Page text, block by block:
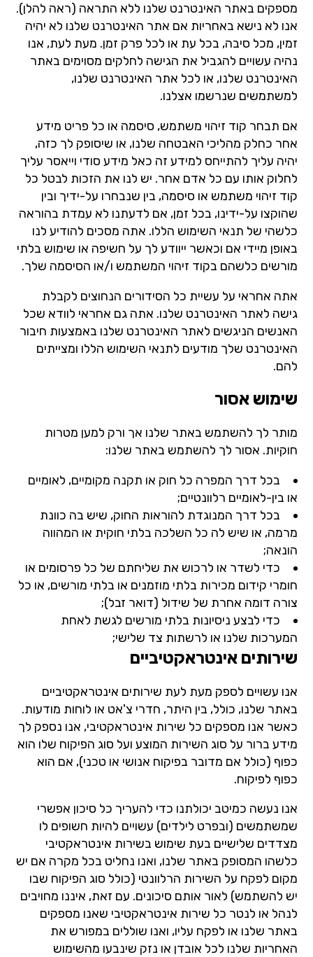
מספקים באתר האינטרנט שלנו ללא התראה (ראה להלן).
אנו לא נישא באחריות אם אתר האינטרנט שלנו לא יהיה
זמין, מכל סיבה, בכל עת או לכל פרק זמן. מעת לעת, אנו
נהיה עשויים להגביל את הגישה לחלקים מסוימים באתר
האינטרנט שלנו, או לכל אתר האינטרנט שלנו,
למשתמשים שנרשמו אצלנו.
אם תבחר קוד זיהוי משתמש, סיסמה או כל פריט מידע
אחר כחלק מהליכי האבטחה שלנו, או שיסופק לך כזה,
יהיה עליך להתייחס למידע זה כאל מידע סודי וייאסר עליך
לחלוק אותו עם כל אדם אחר. יש לנו את הזכות לבטל כל
קוד זיהוי משתמש או סיסמה, בין שנבחרו על-ידיך ובין
שהוקצו על-ידינו, בכל זמן, אם לדעתנו לא עמדת בהוראה
כלשהי של תנאי השימוש הללו. אתה מסכים להודיע לנו
באופן מיידי אם וכאשר ייוודע לך על חשיפה או שימוש בלתי
מורשים כלשהם בקוד זיהוי המשתמש ו/או הסיסמה שלך.
אתה אחראי על עשיית כל הסידורים הנחוצים לקבלת
גישה לאתר האינטרנט שלנו. אתה גם אחראי לוודא שכל
האנשים הניגשים לאתר האינטרנט שלנו באמצעות חיבור
האינטרנט שלך מודעים לתנאי השימוש הללו ומצייתים
להם.
שימוש אסור
מותר לך להשתמש באתר שלנו אך ורק למען מטרות
חוקיות. אסור לך להשתמש באתר שלנו:
בכל דרך המפרה כל חוק או תקנה מקומיים, לאומיים
או בין-לאומיים רלוונטיים;
בכל דרך המנוגדת להוראות החוק, שיש בה כוונת
מרמה, או שיש לה כל השלכה בלתי חוקית או המהווה
הונאה;
כדי לשדר או לרכוש את שליחתם של כל פרסומים או
חומרי קידום מכירות בלתי מוזמנים או בלתי מורשים, או כל
צורה דומה אחרת של שידול (דואר זבל);
כדי לבצע ניסיונות בלתי מורשים לגשת לאחת
המערכות שלנו או לרשתות צד שלישי;
שירותים אינטראקטיביים
אנו עשויים לספק מעת לעת שירותים אינטראקטיביים
באתר שלנו, כולל, בין היתר, חדרי צ'אט או לוחות מודעות.
כאשר אנו מספקים כל שירות אינטראקטיבי, אנו נספק לך
מידע ברור על סוג השירות המוצע ועל סוג הפיקוח שלו הוא
כפוף (כולל אם מדובר בפיקוח אנושי או טכני), אם הוא
כפוף לפיקוח.
אנו נעשה כמיטב יכולתנו כדי להעריך כל סיכון אפשרי
שמשתמשים (ובפרט לילדים) עשויים להיות חשופים לו
מצדדים שלישיים בעת שימוש בשירות אינטראקטיבי
כלשהו המסופק באתר שלנו, ואנו נחליט בכל מקרה אם יש
מקום לפקח על השירות הרלוונטי (כולל סוג הפיקוח שבו
יש להשתמש) לאור אותם סיכונים. עם זאת, איננו מחויבים
לנהל או לנטר כל שירות אינטראקטיבי שאנו מספקים
באתר שלנו או לפקח עליו, ואנו שוללים במפורש את
האחריות שלנו לכל אובדן או נזק שינבעו מהשימוש